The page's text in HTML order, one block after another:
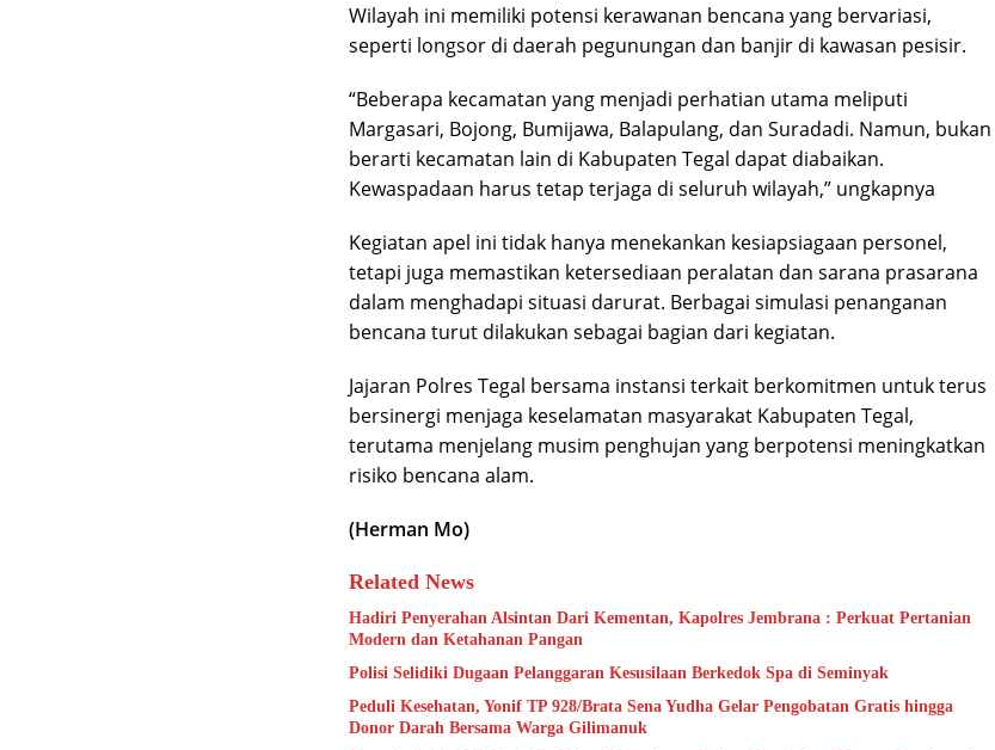
Wilayah ini memiliki potensi kerawanan bencana yang bervariasi,
seperti longsor di daerah pegunungan dan banjir di kawasan pesisir.
“Beberapa kecamatan yang menjadi perhatian utama meliputi
Margasari, Bojong, Bumijawa, Balapulang, dan Suradadi. Namun, bukan
berarti kecamatan lain di Kabupaten Tegal dapat diabaikan.
Kewaspadaan harus tetap terjaga di seluruh wilayah,” ungkapnya
Kegiatan apel ini tidak hanya menekankan kesiapsiagaan personel,
tetapi juga memastikan ketersediaan peralatan dan sarana prasarana
dalam menghadapi situasi darurat. Berbagai simulasi penanganan
bencana turut dilakukan sebagai bagian dari kegiatan.
Jajaran Polres Tegal bersama instansi terkait berkomitmen untuk terus
bersinergi menjaga keselamatan masyarakat Kabupaten Tegal,
terutama menjelang musim penghujan yang berpotensi meningkatkan
risiko bencana alam.
(Herman Mo)
Related News
Hadiri Penyerahan Alsintan Dari Kementan, Kapolres Jembrana : Perkuat Pertanian
Modern dan Ketahanan Pangan
Polisi Selidiki Dugaan Pelanggaran Kesusilaan Berkedok Spa di Seminyak
Peduli Kesehatan, Yonif TP 928/Brata Sena Yudha Gelar Pengobatan Gratis hingga
Donor Darah Bersama Warga Gilimanuk